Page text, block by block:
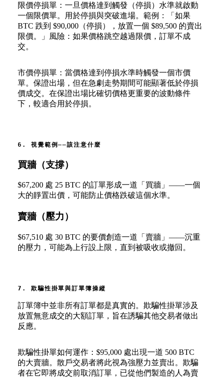
限價停損單：一旦價格達到觸發（停損）水準就啟動
一個限價單。用於停損與突破進場。範例：「如果
BTC 跌到 $90,000（停損），放置一個 $89,500 的賣出
限價。」風險：如果價格跳空越過限價，訂單不成
交。
市價停損單：當價格達到停損水準時觸發一個市價
單。保證出場，但在急劇走勢期間可能顯著低於停損
價成交。在保證出場比確切價格更重要的波動條件
下，較適合用於停損。
6. 視覺範例——該注意什麼
買牆（支撐）
$67,200 處 25 BTC 的訂單形成一道「買牆」——一個
大的靜置出價，可能防止價格跌破這個水準。
賣牆（壓力）
$67,510 處 30 BTC 的要價創造一道「賣牆」——沉重
的壓力，可能為上行設上限，直到被吸收或撤回。
7. 欺騙性掛單與訂單簿操縱
訂單簿中並非所有訂單都是真實的。欺騙性掛單涉及
放置無意成交的大額訂單，旨在誘騙其他交易者做出
反應。
欺騙性掛單如何運作：$95,000 處出現一道 500 BTC
的大賣牆。散戶交易者將此視為強壓力並賣出。欺騙
者在它即將成交前取消訂單，已從他們製造的人為賣